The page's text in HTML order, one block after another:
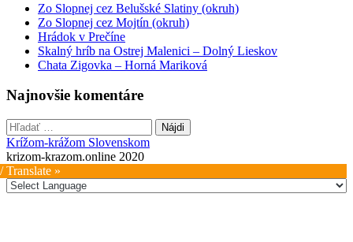
Zo Slopnej cez Belušské Slatiny (okruh)
Zo Slopnej cez Mojtín (okruh)
Hrádok v Prečíne
Skalný hríb na Ostrej Malenici – Dolný Lieskov
Chata Zigovka – Horná Mariková
Najnovšie komentáre
Hľadať:
Krížom-krážom Slovenskom
krizom-krazom.online 2020
Translate »